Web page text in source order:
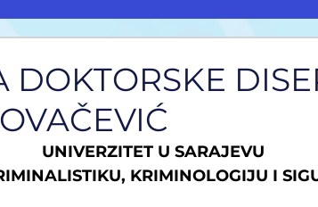
                                              UNIVERZITET U SARAJEVU
KRIMINOLOGIJU I